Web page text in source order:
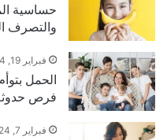
حساسية
والتصرف
فبراير 19, 2024
الحمل
فرص
فبراير 7, 2024